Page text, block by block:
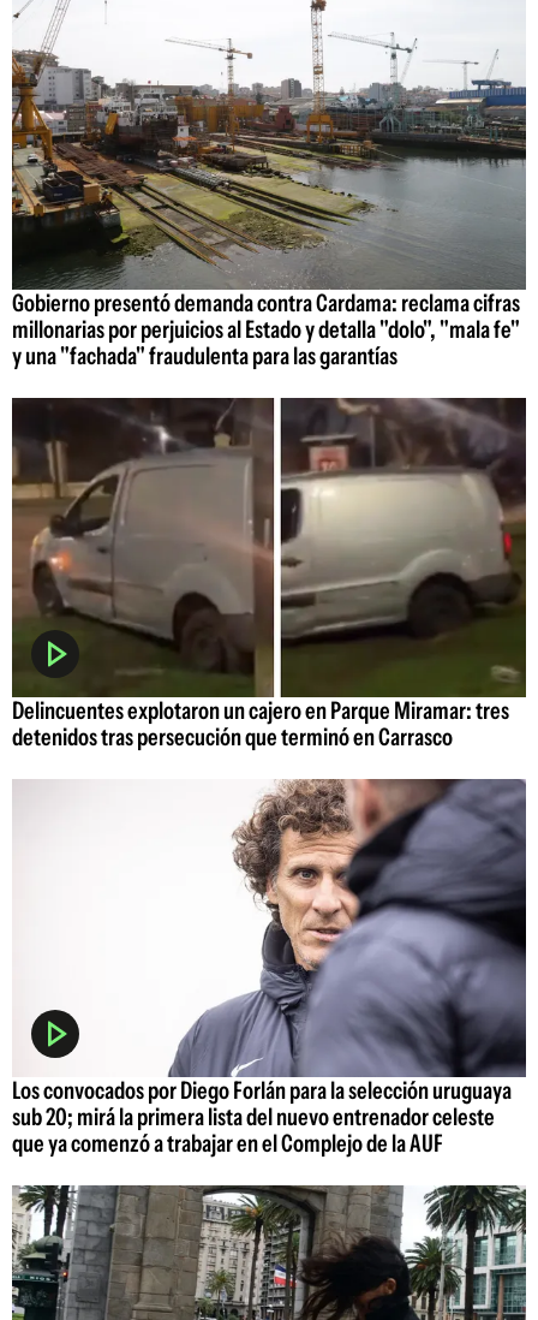
Gobierno presentó demanda contra Cardama: reclama cifras
millonarias por perjuicios al Estado y detalla "dolo", "mala fe"
y una "fachada" fraudulenta para las garantías
Delincuentes explotaron un cajero en Parque Miramar: tres
detenidos tras persecución que terminó en Carrasco
Los convocados por Diego Forlán para la selección uruguaya
sub 20; mirá la primera lista del nuevo entrenador celeste
que ya comenzó a trabajar en el Complejo de la AUF